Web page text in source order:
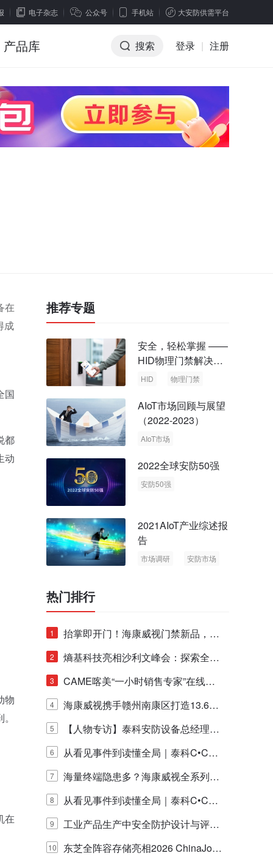
电子杂志 公众号 手机站 大安防供需平台
产品库 搜索 登录 | 注册
在
成
国
都
动
物
在
推荐专题
安全，轻松掌握 ——
HID物理门禁解决方
案，启动智慧安全新
HID 物理门禁
AIoT市场回顾与展望
（2022-2023）
AIoT市场
2022全球安防50强
安防50强
2021AIoT产业综述报
告
市场调研
安防市场
热门排行
1
抬掌即开门！海康威视门禁新品，不
止认人脸，更认"掌"中静脉！
2
熵基科技亮相沙利文峰会：探索全栈
脑机技术商业化生态新路径
3
CAME喀美“一小时销售专家”在线赋
能培训正式启动！
4
海康威视携手赣州南康区打造13.6公
里绿波网
5
【人物专访】泰科安防设备总经理张
宁解码安防出海新范式
6
从看见事件到读懂全局｜泰科C•CUR
E IQ 3.20开启安防运营智能新时代
7
海量终端隐患多？海康威视全系列物
联安全产品，四层守护更放心！
8
从看见事件到读懂全局｜泰科C•CUR
E IQ 3.20开启安防运营智能新时代
9
工业产品生产中安全防护设计与评估
的实践与探讨
10
东芝全阵容存储亮相2026 ChinaJo